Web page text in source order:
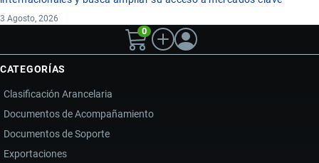
3 Agosto, 2026
0
CATEGORÍAS
Clasificación Arancelaria
Documentos de Acompañamiento
Documentos de Soporte
Exportaciones